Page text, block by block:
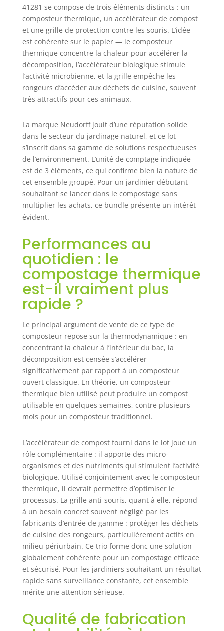
thermique
optimale pour un
compostage
rapide et pour la
destruction des
graines de
mauvaises herbes
et des germes. Ne
nécessite que 1
m² de surface au
aux UV
Accélérateur de
compost :
décompose tous
les déchets de
jardin et de
cuisine ainsi que
les boutures
long terme pour
un terreau fertile.
Suffisant pour 2
m³ de compost
Grille de souris :
protège contre les
composteur
rapide et les
empêche de
contaminer le
compost.
Ajustement
parfait pour
Neudorff
DuoTherm 530 L.
durable Naturel et
sans danger :
l'agent de
compostage est
sans danger pour
les humains et les
animaux et est
fabriqué à partir
de matières
premières
naturelles.
Composteur
fabriqué avec du
plastique recyclé
41281 se compose de trois éléments distincts : un
composteur thermique, un accélérateur de compost
et une grille de protection contre les souris. L’idée
est cohérente sur le papier — le composteur
thermique concentre la chaleur pour accélérer la
décomposition, l’accélérateur biologique stimule
l’activité microbienne, et la grille empêche les
rongeurs d’accéder aux déchets de cuisine, souvent
très attractifs pour ces animaux.
La marque Neudorff jouit d’une réputation solide
dans le secteur du jardinage naturel, et ce lot
s’inscrit dans sa gamme de solutions respectueuses
de l’environnement. L’unité de comptage indiquée
est de 3 éléments, ce qui confirme bien la nature de
cet ensemble groupé. Pour un jardinier débutant
souhaitant se lancer dans le compostage sans
multiplier les achats, ce bundle présente un intérêt
évident.
Performances au
quotidien : le
compostage thermique
est-il vraiment plus
rapide ?
Le principal argument de vente de ce type de
composteur repose sur la thermodynamique : en
concentrant la chaleur à l’intérieur du bac, la
décomposition est censée s’accélérer
significativement par rapport à un composteur
ouvert classique. En théorie, un composteur
thermique bien utilisé peut produire un compost
utilisable en quelques semaines, contre plusieurs
mois pour un composteur traditionnel.
L’accélérateur de compost fourni dans le lot joue un
rôle complémentaire : il apporte des micro-
organismes et des nutriments qui stimulent l’activité
biologique. Utilisé conjointement avec le composteur
thermique, il devrait permettre d’optimiser le
processus. La grille anti-souris, quant à elle, répond
à un besoin concret souvent négligé par les
fabricants d’entrée de gamme : protéger les déchets
de cuisine des rongeurs, particulièrement actifs en
milieu périurbain. Ce trio forme donc une solution
globalement cohérente pour un compostage efficace
et sécurisé. Pour les jardiniers souhaitant un résultat
rapide sans surveillance constante, cet ensemble
mérite une attention sérieuse.
Qualité de fabrication